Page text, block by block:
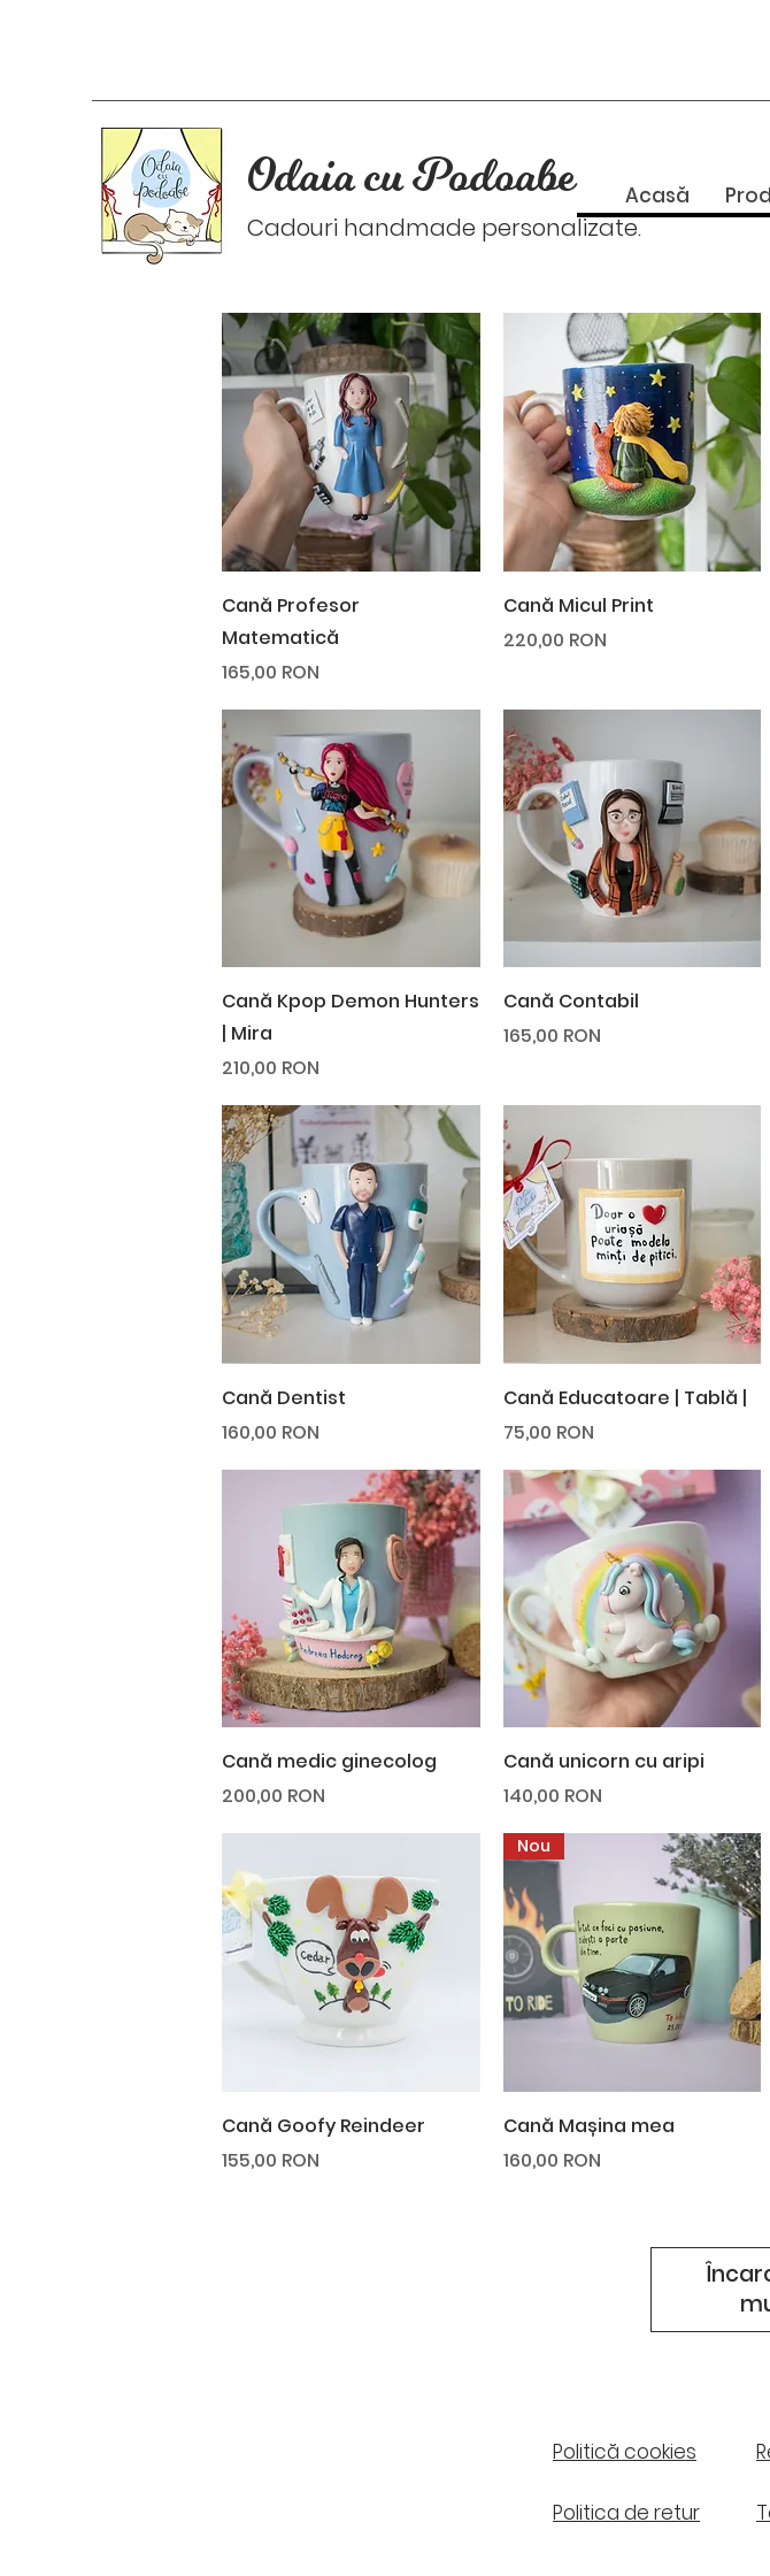
Odaia cu Podoabe
Cadouri handmade personalizate.
Acasă
Afișare rapidă
Cană Profesor
Matematică
Preț
165,00 RON
Afișare rapidă
Cană Micul Print
Preț
220,00 RON
Afișare rapidă
Cană Kpop Demon Hunters
| Mira
Preț
210,00 RON
Afișare rapidă
Cană Contabil
Preț
165,00 RON
Afișare rapidă
Cană Dentist
Preț
160,00 RON
Afișare rapidă
Cană Educatoare | Tablă |
Preț
75,00 RON
Afișare rapidă
Cană medic ginecolog
Preț
200,00 RON
Afișare rapidă
Cană unicorn cu aripi
Preț
140,00 RON
Afișare rapidă
Cană Goofy Reindeer
Preț
155,00 RON
Afișare rapidă
Nou
Cană Mașina mea
Preț
160,00 RON
Politică cookies
Politica de retur